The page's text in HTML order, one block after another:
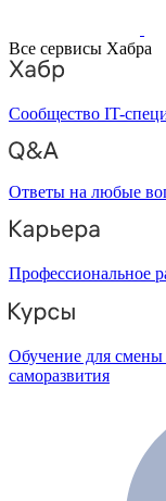
Все сервисы Хабра
Сообщество IT-
Ответы на любые
Профессиональное
Обучение для смены
саморазвития